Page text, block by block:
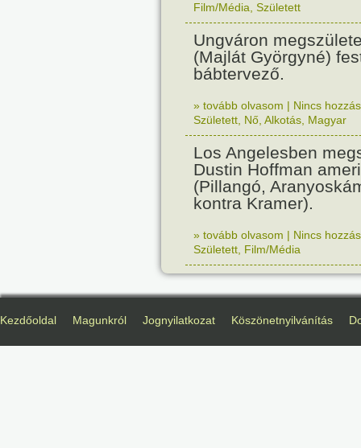
Film/Média Született
Ungváron
(Majlát Györgyné)
bábtervező.
» tovább olvasom | Nincs
Született Nő Alkotás Magyar
Los Angelesben
Dustin Hoffman
(Pillangó,
kontra Kramer).
» tovább olvasom | Nincs
Született Film/Média
Kezdőoldal Magunkról Jognyilatkozat Köszönetnyilvánítás